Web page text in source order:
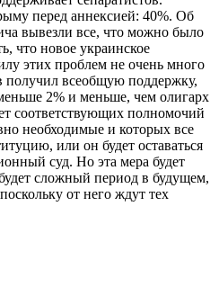
перед аннексией: 40%. Об
вывезли все, что можно было
что новое украинское
этих проблем не очень много
получил всеобщую поддержку,
2% и меньше, чем олигарх
соответствующих полномочий
необходимые и которых все
или он будет оставаться
суд. Но эта мера будет
сложный период в будущем,
от него ждут тех